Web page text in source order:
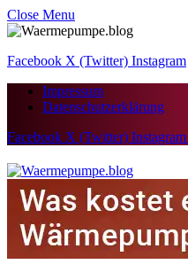
Close Menu
Facebook X (Twitter) Instagram
Impressum
Datenschutzerklärung
Facebook X (Twitter) Instagram